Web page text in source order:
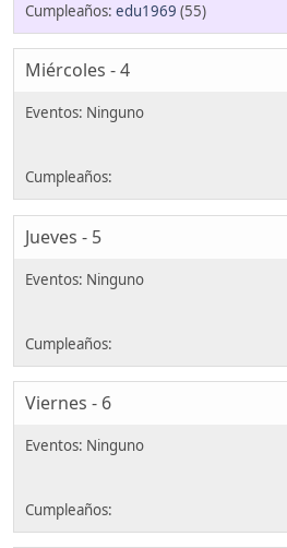
edu1969 (55)
Miércoles - 4
Jueves - 5
Viernes - 6